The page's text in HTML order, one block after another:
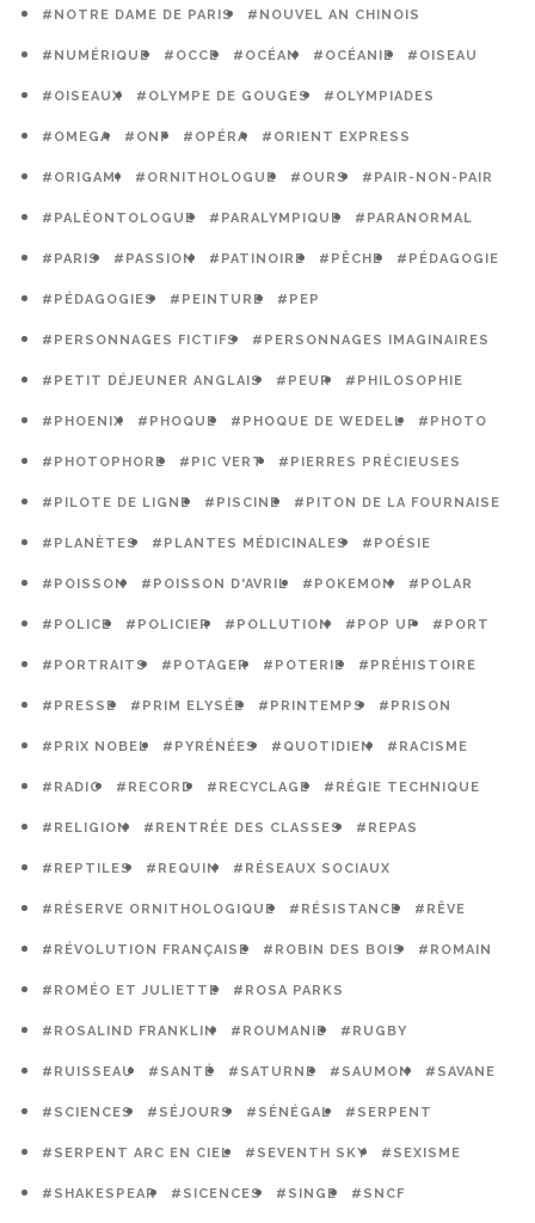
#NOTRE DAME DE PARIS #NOUVEL AN CHINOIS
#NUMÉRIQUE #OCCE #OCÉAN #OCÉANIE #OISEAU
#OISEAUX #OLYMPE DE GOUGES #OLYMPIADES
#OMEGA #ONF #OPÉRA #ORIENT EXPRESS
#ORIGAMI #ORNITHOLOGUE #OURS #PAIR-NON-PAIR
#PALÉONTOLOGUE #PARALYMPIQUE #PARANORMAL
#PARIS #PASSION #PATINOIRE #PÊCHE #PÉDAGOGIE
#PÉDAGOGIES #PEINTURE #PEP
#PERSONNAGES FICTIFS #PERSONNAGES IMAGINAIRES
#PETIT DÉJEUNER ANGLAIS #PEUR #PHILOSOPHIE
#PHOENIX #PHOQUE #PHOQUE DE WEDELL #PHOTO
#PHOTOPHORE #PIC VERT #PIERRES PRÉCIEUSES
#PILOTE DE LIGNE #PISCINE #PITON DE LA FOURNAISE
#PLANÈTES #PLANTES MÉDICINALES #POÉSIE
#POISSON #POISSON D'AVRIL #POKEMON #POLAR
#POLICE #POLICIER #POLLUTION #POP UP #PORT
#PORTRAITS #POTAGER #POTERIE #PRÉHISTOIRE
#PRESSE #PRIM ELYSÉE #PRINTEMPS #PRISON
#PRIX NOBEL #PYRÉNÉES #QUOTIDIEN #RACISME
#RADIO #RECORD #RECYCLAGE #RÉGIE TECHNIQUE
#RELIGION #RENTRÉE DES CLASSES #REPAS
#REPTILES #REQUIN #RÉSEAUX SOCIAUX
#RÉSERVE ORNITHOLOGIQUE #RÉSISTANCE #RÊVE
#RÉVOLUTION FRANÇAISE #ROBIN DES BOIS #ROMAIN
#ROMÉO ET JULIETTE #ROSA PARKS
#ROSALIND FRANKLIN #ROUMANIE #RUGBY
#RUISSEAU #SANTÉ #SATURNE #SAUMON #SAVANE
#SCIENCES #SÉJOURS #SÉNÉGAL #SERPENT
#SERPENT ARC EN CIEL #SEVENTH SKY #SEXISME
#SHAKESPEAR #SICENCES #SINGE #SNCF